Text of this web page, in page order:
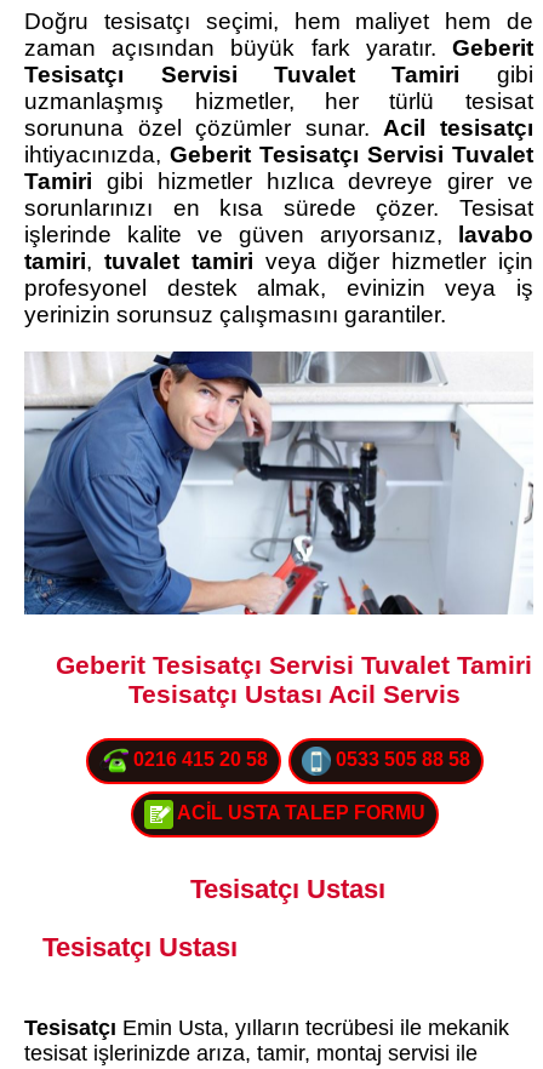
Doğru tesisatçı seçimi, hem maliyet hem de
zaman açısından büyük fark yaratır. Geberit
Tesisatçı Servisi Tuvalet Tamiri gibi
uzmanlaşmış hizmetler, her türlü tesisat
sorununa özel çözümler sunar. Acil tesisatçı
ihtiyacınızda,Geberit Tesisatçı Servisi Tuvalet
Tamiri gibi hizmetler hızlıca devreye girer ve
sorunlarınızı en kısa sürede çözer. Tesisat
işlerinde kalite ve güven arıyorsanız, lavabo
tamiri,tuvalet tamiri veya diğer hizmetler için
profesyonel destek almak, evinizin veya iş
yerinizin sorunsuz çalışmasını garantiler.
Geberit Tesisatçı Servisi Tuvalet Tamiri
Tesisatçı Ustası Acil Servis
0216 415 20 58 0533 505 88 58
ACİL USTA TALEP FORMU
Tesisatçı Ustası
Tesisatçı Ustası
Tesisatçı Emin Usta, yılların tecrübesi ile mekanik
tesisat işlerinizde arıza, tamir, montaj servisi ile